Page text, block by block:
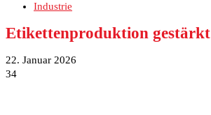
Industrie
Etikettenproduktion gestärkt
22. Januar 2026
34